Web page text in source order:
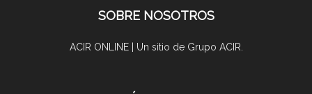
SOBRE NOSOTROS
ACIR ONLINE | Un sitio de Grupo ACIR.